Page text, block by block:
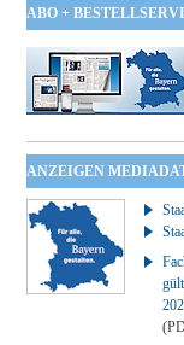
ABO +
ANZEIGEN